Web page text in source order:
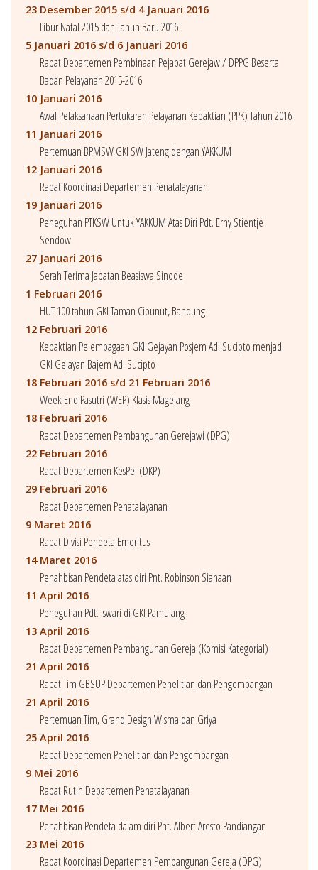
23 Desember 2015 s/d 4 Januari 2016
Libur Natal 2015 dan Tahun Baru 2016
5 Januari 2016 s/d 6 Januari 2016
Rapat Departemen Pembinaan Pejabat Gerejawi/ DPPG Beserta
Badan Pelayanan 2015-2016
10 Januari 2016
Awal Pelaksanaan Pertukaran Pelayanan Kebaktian (PPK) Tahun 2016
11 Januari 2016
Pertemuan BPMSW GKI SW Jateng dengan YAKKUM
12 Januari 2016
Rapat Koordinasi Departemen Penatalayanan
19 Januari 2016
Peneguhan PTKSW Untuk YAKKUM Atas Diri Pdt. Erny Stientje
Sendow
27 Januari 2016
Serah Terima Jabatan Beasiswa Sinode
1 Februari 2016
HUT 100 tahun GKI Taman Cibunut, Bandung
12 Februari 2016
Kebaktian Pelembagaan GKI Gejayan Posjem Adi Sucipto menjadi
GKI Gejayan Bajem Adi Sucipto
18 Februari 2016 s/d 21 Februari 2016
Week End Pasutri (WEP) Klasis Magelang
18 Februari 2016
Rapat Departemen Pembangunan Gerejawi (DPG)
22 Februari 2016
Rapat Departemen KesPel (DKP)
29 Februari 2016
Rapat Departemen Penatalayanan
9 Maret 2016
Rapat Divisi Pendeta Emeritus
14 Maret 2016
Penahbisan Pendeta atas diri Pnt. Robinson Siahaan
11 April 2016
Peneguhan Pdt. Iswari di GKI Pamulang
13 April 2016
Rapat Departemen Pembangunan Gereja (Komisi Kategorial)
21 April 2016
Rapat Tim GBSUP Departemen Penelitian dan Pengembangan
21 April 2016
Pertemuan Tim, Grand Design Wisma dan Griya
25 April 2016
Rapat Departemen Penelitian dan Pengembangan
9 Mei 2016
Rapat Rutin Departemen Penatalayanan
17 Mei 2016
Penahbisan Pendeta dalam diri Pnt. Albert Aresto Pandiangan
23 Mei 2016
Rapat Koordinasi Departemen Pembangunan Gereja (DPG)